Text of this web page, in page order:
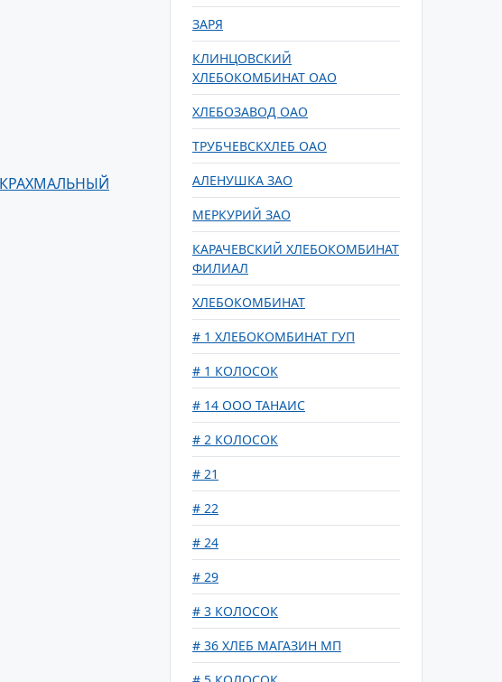
ЗАРЯ
КЛИНЦОВСКИЙ
ХЛЕБОКОМБИНАТ ОАО
ХЛЕБОЗАВОД ОАО
ТРУБЧЕВСКХЛЕБ ОАО
АЛЕНУШКА ЗАО
МЕРКУРИЙ ЗАО
КАРАЧЕВСКИЙ ХЛЕБОКОМБИНАТ
ФИЛИАЛ
ХЛЕБОКОМБИНАТ
# 1 ХЛЕБОКОМБИНАТ ГУП
# 1 КОЛОСОК
# 14 ООО ТАНАИС
# 2 КОЛОСОК
# 21
# 22
# 24
# 29
# 3 КОЛОСОК
# 36 ХЛЕБ МАГАЗИН МП